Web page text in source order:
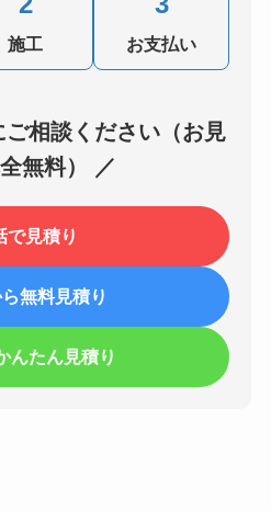
施工 お支払い
相談ください（お見
無料） ／
で見積り
無料見積り
んたん見積り